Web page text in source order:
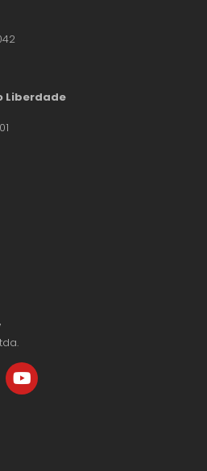
Liberdade